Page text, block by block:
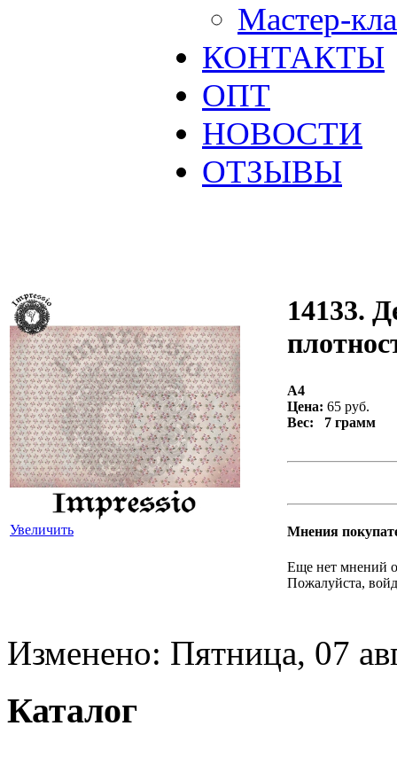
Мастер-
КОНТАКТЫ
ОПТ
НОВОСТИ
ОТЗЫВЫ
Увеличить
14133.
А4
Цена: 65 руб.
Вес: 7 грамм
Мнения
Еще нет мнений
Пожалуйста,
Изменено: Пятница, 07
Каталог